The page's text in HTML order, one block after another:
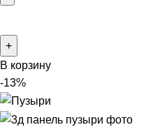
В корзину
-13%